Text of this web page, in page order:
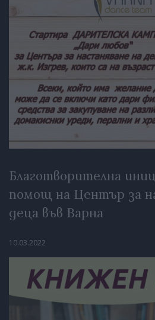
Благотворителна
помощ на Център за
деца във Варна
10.03.2022